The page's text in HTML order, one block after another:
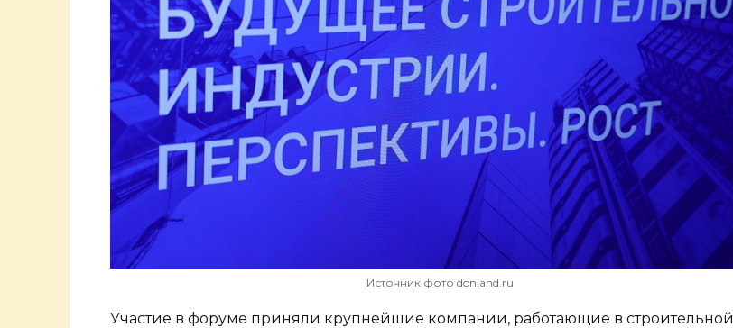
Источник фото donland.ru
Участие в форуме приняли крупнейшие компании, работающие в строительной